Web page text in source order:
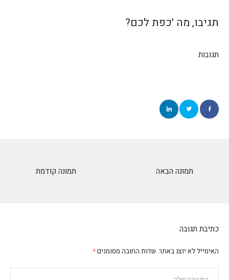
תגיבו, מה ׳כפת לכם?
תגובות
תמונה קודמת תמונה הבאה
כתיבת תגובה
האימייל לא יוצג באתר. שדות החובה מסומנים*